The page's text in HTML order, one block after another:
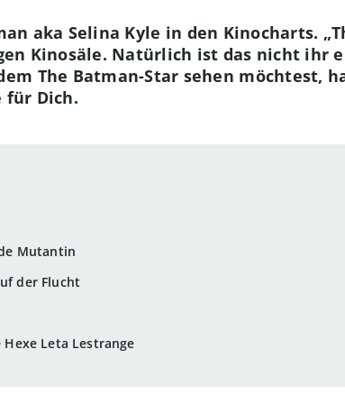
Mutantin
der Flucht
Leta Lestrange
aka Selina Kyle in den Kinocharts.
Kinosäle. Natürlich ist das nicht ihr
The Batman-Star sehen möchtest,
für Dich.